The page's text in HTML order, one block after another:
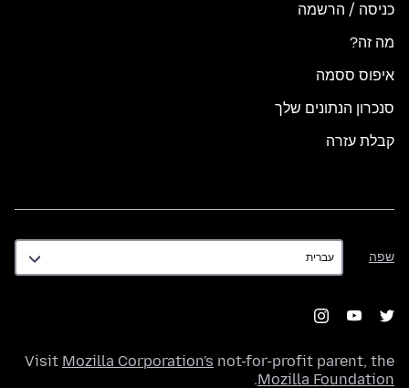
כניסה / הרשמה
מה זה?
איפוס ססמה
סנכרון הנתונים שלך
קבלת עזרה
שפה
שפה
Visit Mozilla Corporation's not-for-profit parent, the
Mozilla Foundation
.